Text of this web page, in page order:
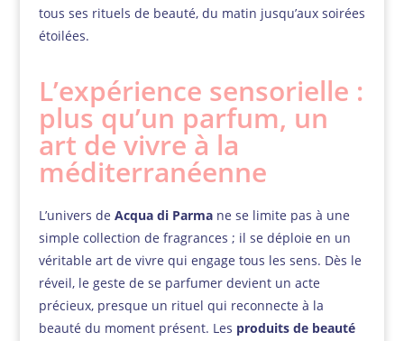
tous ses rituels de beauté, du matin jusqu’aux soirées
étoilées.
L’expérience sensorielle :
plus qu’un parfum, un
art de vivre à la
méditerranéenne
L’univers de Acqua di Parmane se limite pas à une
simple collection de fragrances ; il se déploie en un
véritable art de vivre qui engage tous les sens. Dès le
réveil, le geste de se parfumer devient un acte
précieux, presque un rituel qui reconnecte à la
beauté du moment présent. Les produits de beauté